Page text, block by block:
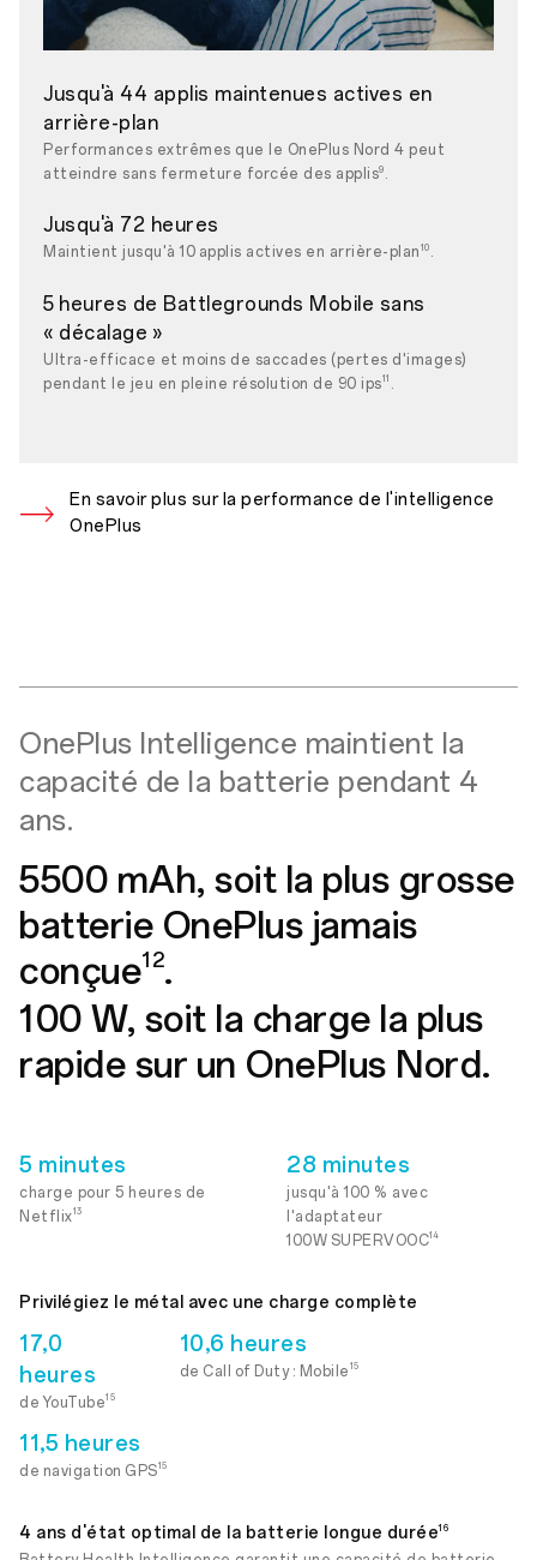
Jusqu'à 44 applis maintenues actives en
arrière-plan
Performances extrêmes que le OnePlus Nord 4 peut
atteindre sans fermeture forcée des applis9 .
Jusqu'à 72 heures
Maintient jusqu'à 10 applis actives en arrière-plan 10 .
5 heures de Battlegrounds Mobile sans
« décalage »
Ultra-efficace et moins de saccades (pertes d'images)
pendant le jeu en pleine résolution de 90 ips11
En savoir plus sur la performance de l'intelligence
OnePlus
OnePlus Intelligence maintient la
capacité de la batterie pendant 4
ans.
5500 mAh, soit la plus grosse
batterie OnePlus jamais
conçue12.
100 W, soit la charge la plus
rapide sur un OnePlus Nord.
5 minutes
charge pour 5 heures de
Netflix13
28 minutes
jusqu'à 100 % avec
l'adaptateur
100W SUPERVOOC14
Privilégiez le métal avec une charge complète
17,0
heures
de YouTube15
10,6 heures
de Call of Duty : Mobile 15
11,5 heures
de navigation GPS15
4 ans d'état optimal de la batterie longue durée16